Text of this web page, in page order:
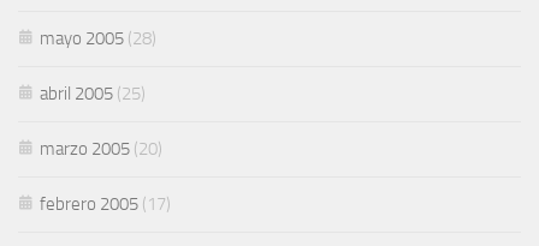
mayo 2005 (28)
abril 2005 (25)
marzo 2005 (20)
febrero 2005 (17)